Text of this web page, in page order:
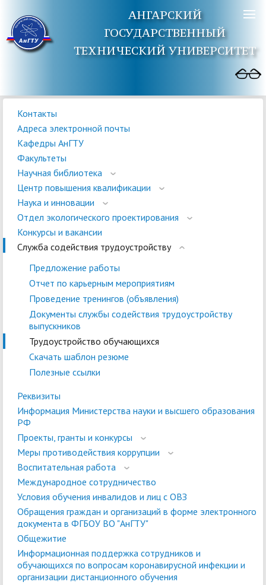
АНГАРСКИЙ
ГОСУДАРСТВЕННЫЙ
ТЕХНИЧЕСКИЙ УНИВЕРСИТЕТ
Контакты
Адреса электронной почты
Кафедры АнГТУ
Факультеты
Научная библиотека
Центр повышения квалификации
Наука и инновации
Отдел экологического проектирования
Конкурсы и вакансии
Служба содействия трудоустройству
Предложение работы
Отчет по карьерным мероприятиям
Проведение тренингов (объявления)
Документы службы содействия трудоустройству
выпускников
Трудоустройство обучающихся
Скачать шаблон резюме
Полезные ссылки
Реквизиты
Информация Министерства науки и высшего образования
РФ
Проекты, гранты и конкурсы
Меры противодействия коррупции
Воспитательная работа
Международное сотрудничество
Условия обучения инвалидов и лиц с ОВЗ
Обращения граждан и организаций в форме электронного
документа в ФГБОУ ВО "АнГТУ"
Общежитие
Информационная поддержка сотрудников и
обучающихся по вопросам коронавирусной инфекции и
организации дистанционного обучения